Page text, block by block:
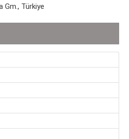
Gm., Türkiye